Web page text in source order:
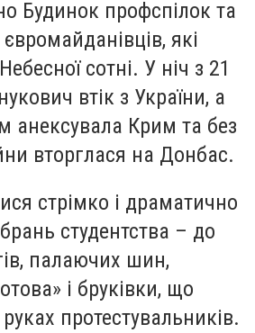
Будинок профспілок та
які
сотні. У ніч з 21
втік з України, а
анексувала Крим та без
вторглася на Донбас.
стрімко і драматично
студентства – до
палаючих шин,
і бруківки, що
протестувальників.